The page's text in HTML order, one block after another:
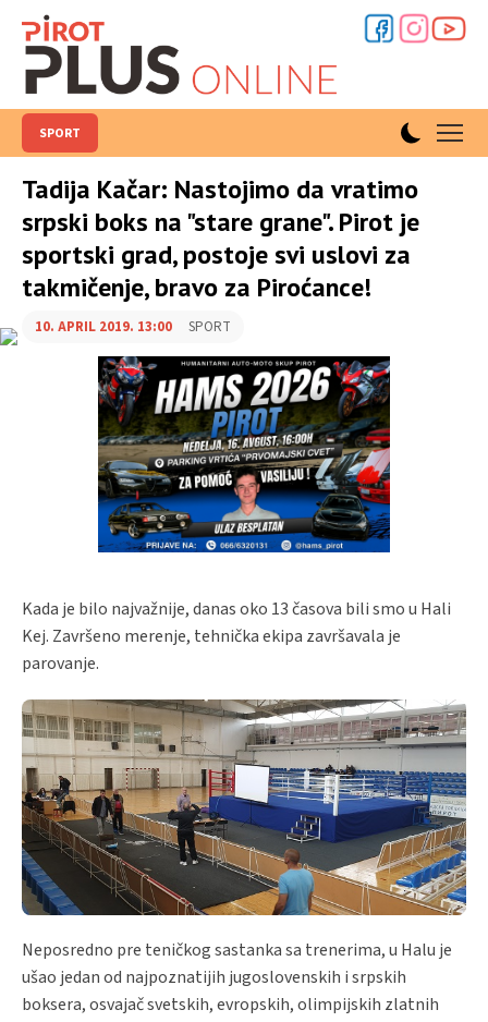
SPORT
Tadija Kačar: Nastojimo da vratimo
srpski boks na "stare grane". Pirot je
sportski grad, postoje svi uslovi za
takmičenje, bravo za Piroćance!
10. APRIL 2019. 13:00 SPORT
Kada je bilo najvažnije, danas oko 13 časova bili smo u Hali
Kej. Završeno merenje, tehnička ekipa završavala je
parovanje.
Neposredno pre teničkog sastanka sa trenerima, u Halu je
ušao jedan od najpoznatijih jugoslovenskih i srpskih
boksera, osvajač svetskih, evropskih, olimpijskih zlatnih